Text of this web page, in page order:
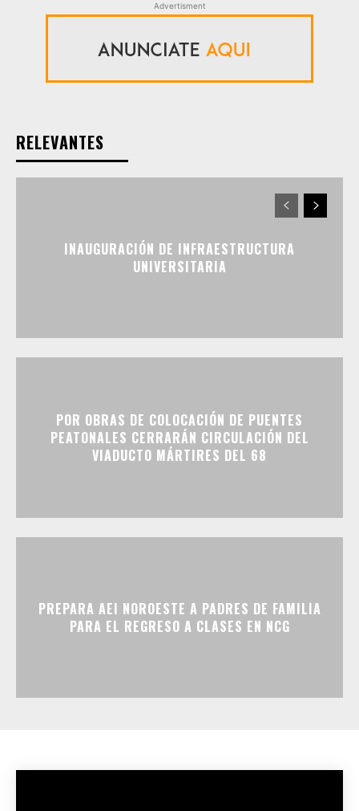
Advertisment
RELEVANTES
INAUGURACIÓN DE INFRAESTRUCTURA
UNIVERSITARIA
POR OBRAS DE COLOCACIÓN DE PUENTES
PEATONALES CERRARÁN CIRCULACIÓN DEL
VIADUCTO MÁRTIRES DEL 68
PREPARA AEI NOROESTE A PADRES DE FAMILIA
PARA EL REGRESO A CLASES EN NCG